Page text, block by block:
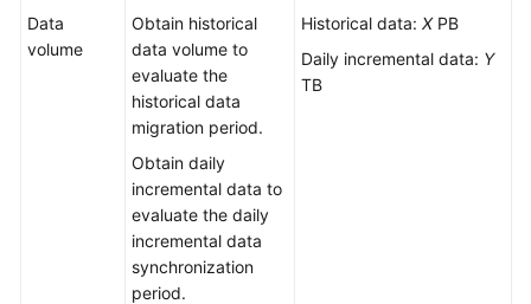
Level
Agreement
Permissions
Data
volume
Obtain historical
data volume to
evaluate the
historical data
migration period.
Obtain daily
incremental data to
evaluate the daily
incremental data
synchronization
period.
Historical data: XPB
Daily incremental data: Y
TB